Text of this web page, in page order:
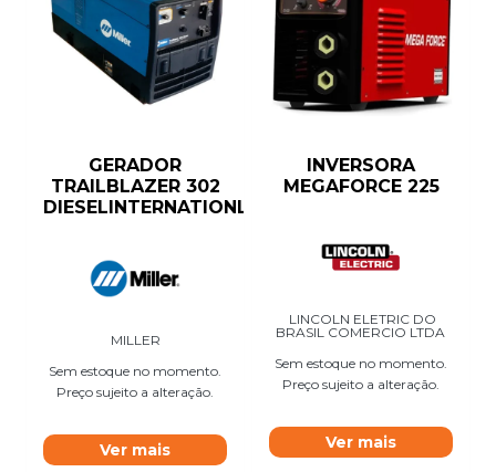
GERADOR
TRAILBLAZER 302
DIESELINTERNATIONL4
MILLER
Sem estoque no momento.
Preço sujeito a alteração.
Ver mais
INVERSORA
MEGAFORCE 225
LINCOLN ELETRIC DO
BRASIL COMERCIO LTDA
Sem estoque no momento.
Preço sujeito a alteração.
Ver mais